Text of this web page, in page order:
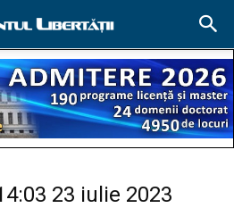
23 iulie 2023